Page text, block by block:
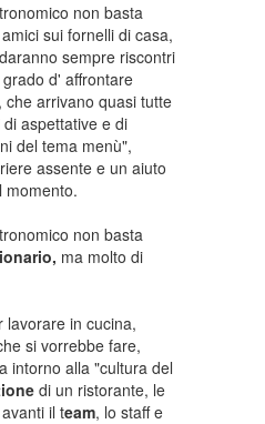
non basta
sui fornelli di casa,
sempre riscontri
d' affrontare
arrivano quasi tutte
aspettative e di
del tema menù",
assente e un aiuto
momento.
non basta
ma molto di
lavorare in cucina,
si vorrebbe fare,
intorno alla "cultura del
di un ristorante, le
il team, lo staff e